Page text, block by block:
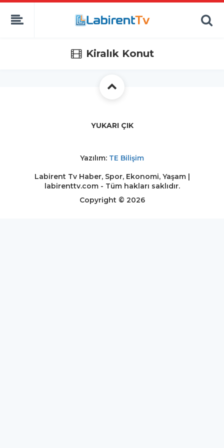
Kiralık Konut
YUKARI ÇIK
Yazılım: TE Bilişim
Labirent Tv Haber, Spor, Ekonomi, Yaşam |
labirenttv.com - Tüm hakları saklıdır.
Copyright © 2026